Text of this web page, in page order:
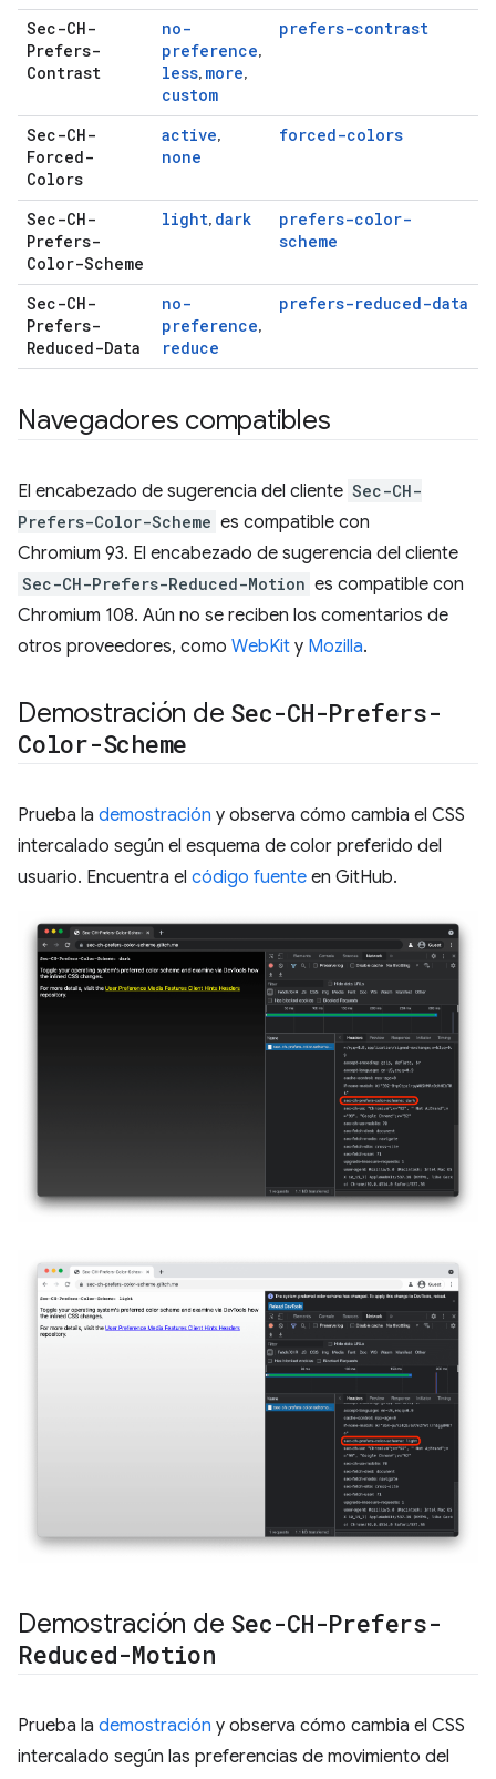
Sec-CH-
Prefers-
Contrast
no-
preference,
less, more,
custom
prefers-contrast
Sec-CH-
Forced-
Colors
active,
none
forced-colors
Sec-CH-
Prefers-
Color-Scheme
light, dark
prefers-color-
scheme
Sec-CH-
Prefers-
Reduced-Data
no-
preference,
reduce
prefers-reduced-data
Navegadores compatibles
El encabezado de sugerencia del cliente Sec-CH-
Prefers-Color-Scheme es compatible con
Chromium 93. El encabezado de sugerencia del cliente
Sec-CH-Prefers-Reduced-Motion es compatible con
Chromium 108. Aún no se reciben los comentarios de
otros proveedores, como WebKit y Mozilla.
Demostración de Sec-CH-Prefers-
Color-Scheme
Prueba la demostración y observa cómo cambia el CSS
intercalado según el esquema de color preferido del
usuario. Encuentra el código fuente en GitHub.
Demostración de Sec-CH-Prefers-
Reduced-Motion
Prueba la demostración y observa cómo cambia el CSS
intercalado según las preferencias de movimiento del